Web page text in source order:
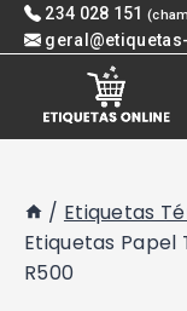
Skip 234 028 151
/ Etiquetas
Etiquetas
R500